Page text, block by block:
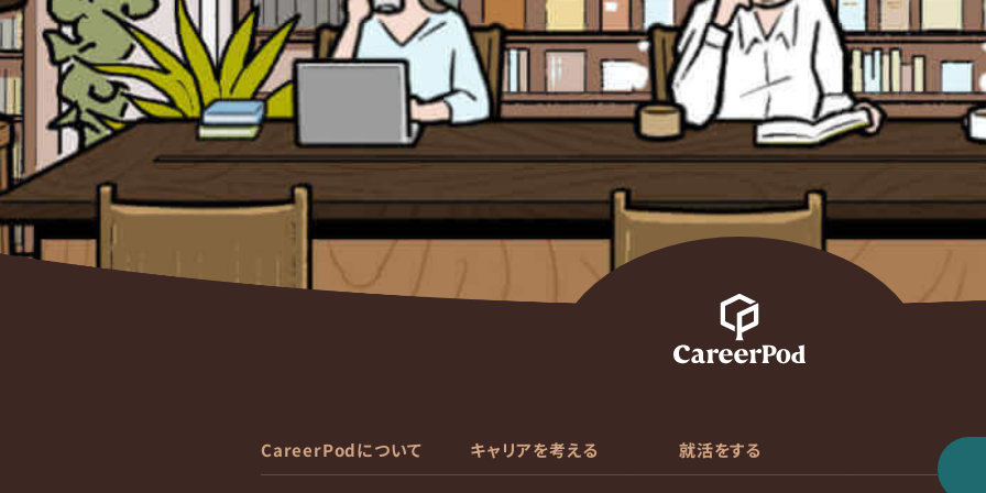
CareerPodについて キャリアを考える 就活をする